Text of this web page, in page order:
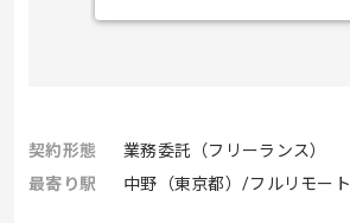
契約形態
業務委託（フリーランス）
最寄り駅
中野（東京都）/フルリモート